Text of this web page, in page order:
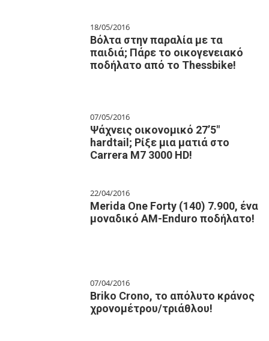
18/05/2016
Βόλτα στην παραλία με τα
παιδιά; Πάρε το οικογενειακό
ποδήλατο από το Τhessbike!
07/05/2016
Ψάχνεις οικονομικό 27’5″
hardtail; Ρίξε μια ματιά στο
Carrera M7 3000 HD!
22/04/2016
Merida One Forty (140) 7.900, ένα
μοναδικό AM-Enduro ποδήλατο!
07/04/2016
Briko Crono, το απόλυτο κράνος
χρονομέτρου/τριάθλου!